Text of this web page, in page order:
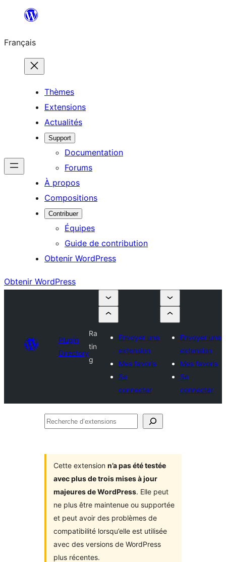
contenu
Français
Thèmes
Extensions
Actualités
Support
Documentation
Forums
À propos
Compositions
Contribuer
Équipes
Guide de contribution
Obtenir WordPress
Obtenir WordPress
Plugin
Directory
Ra
tin
g
Envoyer une
extension
Mes favoris
Se
connecter
Envoyer une
extension
Mes favoris
Se
connecter
Recherche
Cette extension n’a pas été testée
avec plus de trois mises à jour
majeures de WordPress. Elle peut
ne plus être maintenue ou supportée
et peut avoir des problèmes de
compatibilité lorsqu’elle est utilisée
avec des versions de WordPress
plus récentes.